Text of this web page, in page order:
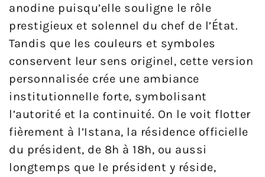
anodine puisqu’elle souligne le rôle
prestigieux et solennel du chef de l’État.
Tandis que les couleurs et symboles
conservent leur sens originel, cette version
personnalisée crée une ambiance
institutionnelle forte, symbolisant
l’autorité et la continuité. On le voit flotter
fièrement à l’Istana, la résidence officielle
du président, de 8h à 18h, ou aussi
longtemps que le président y réside,